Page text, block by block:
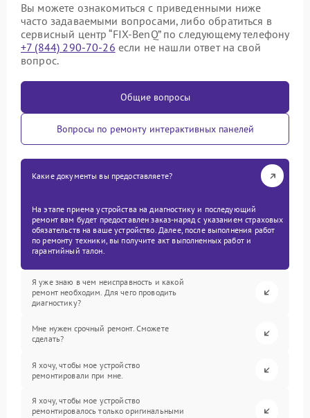
Вы можете ознакомиться с приведенными ниже
часто задаваемыми вопросами, либо обратиться в
сервисный центр “FIX-BenQ” по следующему телефону
+7 (844) 290-70-26 если не нашли ответ на свой
вопрос.
Общие вопросы
Вопросы по ремонту интерактивных панелей
Какие документы вы предоставляете?
На этапе приема устройства на диагностику и последующий
ремонт вам будет предоставлен заказ-наряд с указанием страховых
обязательств на ваше устройство. Далее, после выполнения работ
по ремонту техники, вы получите акт выполненных работ и
гарантийный талон.
Я уже знаю в чем неисправность и какой
ремонт необходим. Для чего проводить
диагностику?
Мне нужен срочный ремонт. Сможете
сделать?
Я хочу, чтобы мое устройство
ремонтировали при мне.
Я хочу, чтобы мое устройство
ремонтировалось только оригинальными